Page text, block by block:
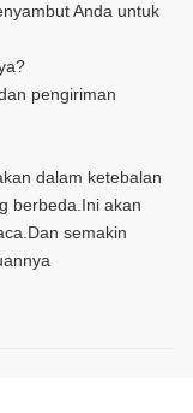
Anda untuk
pengiriman
dalam ketebalan
berbeda.Ini akan
semakin